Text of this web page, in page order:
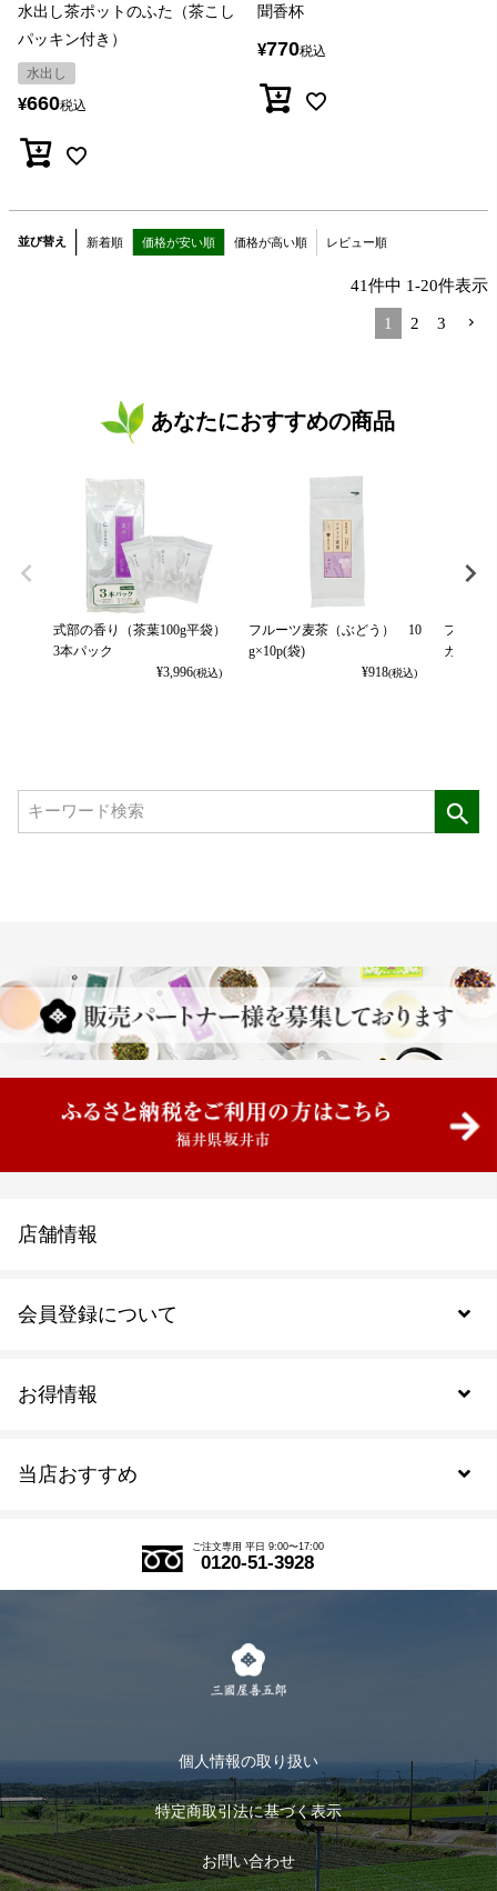
水出し茶ポットのふた（茶こし
パッキン付き）
水出し
¥660税込
聞香杯
¥770税込
並び替え 新着順 価格が安い順 価格が高い順 レビュー順
41件中 1-20件表示
1 2 3
あなたにおすすめの商品
式部の香り（茶葉100g平袋）
3本パック
¥3,996(税込)
フルーツ麦茶（ぶどう） 10
g×10p(袋)
¥918(税込)
フルー
カット
当店おすすめ
式部の香りシリーズ
お茶のギフト
おすすめのお茶
お茶に合うスイーツ
お得情報
会員登録について
会員規約について
ログイン
ログアウト
店舗情報
ご注文専用 平日 9:00〜17:00
0120-51-3928
個人情報の取り扱い
特定商取引法に基づく表示
お問い合わせ